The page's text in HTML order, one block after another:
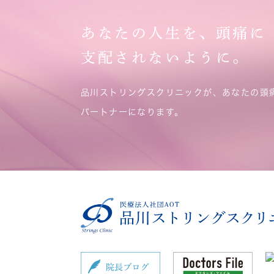
あなたの人生を、頭痛に
支配されないように。
品川ストリングスクリニックが、あなたの頭
パートナーになります。